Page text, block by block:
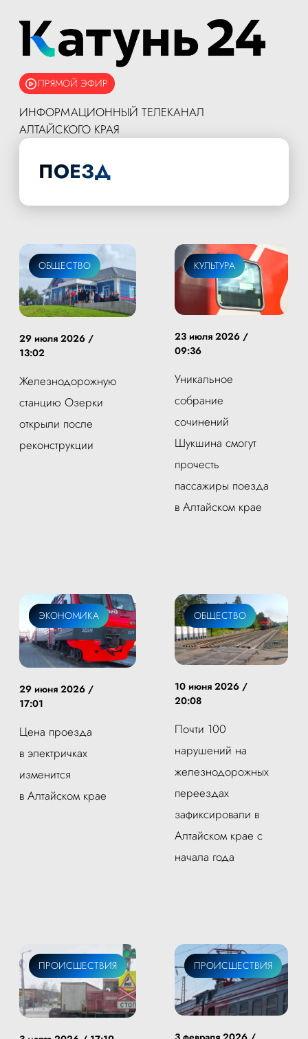
ПРЯМОЙ ЭФИР
ИНФОРМАЦИОННЫЙ ТЕЛЕКАНАЛ
АЛТАЙСКОГО КРАЯ
ПОЕЗД
ОБЩЕСТВО
29 июля 2026 /
13:02
Железнодорожную
станцию Озерки
открыли после
реконструкции
КУЛЬТУРА
23 июля 2026 /
09:36
Уникальное
собрание
сочинений
Шукшина смогут
прочесть
пассажиры поезда
в Алтайском крае
ТУРИЗМ
ЭКОНОМИКА
29 июня 2026 /
17:01
Цена проезда
в электричках
изменится
в Алтайском крае
ОБЩЕСТВО
10 июня 2026 /
20:08
Почти 100
нарушений на
железнодорожных
переездах
зафиксировали в
Алтайском крае с
начала года
ПРОИСШЕСТВИЯ ПРОИСШЕСТВИЯ